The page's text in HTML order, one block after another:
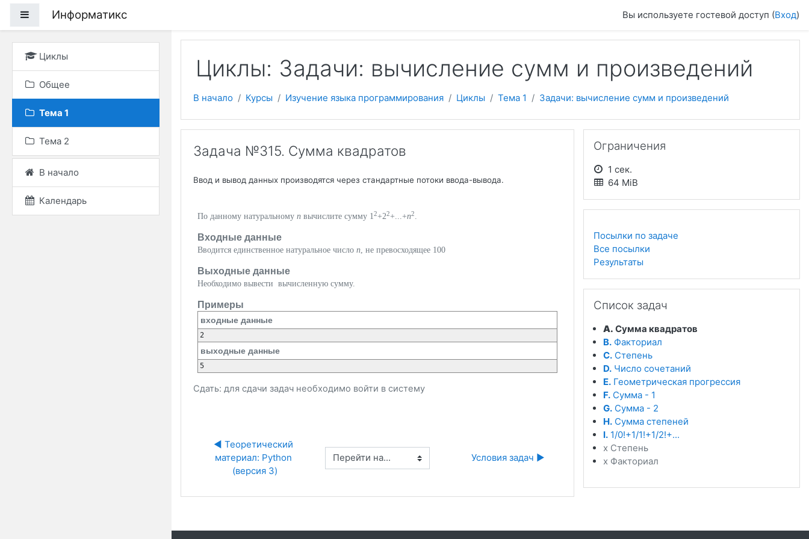
Боковая панель
Информатикс Вы используете гостевой доступ (Вход)
Циклы
Общее
Тема 1
Тема 2
В начало
Календарь
Циклы: Задачи: вычисление сумм и произведений
В начало Курсы Изучение языка программирования Циклы Тема 1 Задачи: вычисление сумм и произведений
Задача №315. Сумма квадратов
Ввод и вывод данных производятся через стандартные потоки ввода-вывода.
По данному натуральному n вычислите сумму 12+22+...+n2.
Входные данные
Вводится единственное натуральное число n, не превосходящее 100
Выходные данные
Необходимо вывести вычисленную сумму.
Примеры
входные данные
выходные данные
Сдать: для сдачи задач необходимо войти в систему
◀︎ Теоретический
материал: Python
(версия 3)
Перейти на... Условия задач ▶︎
Ограничения
1 сек.
64 MiB
Посылки по задаче
Все посылки
Результаты
Список задач
A. Сумма квадратов
B. Факториал
C. Степень
D. Число сочетаний
E. Геометрическая прогрессия
F. Сумма - 1
G. Сумма - 2
H. Сумма степеней
I. 1/0!+1/1!+1/2!+...
x Степень
x Факториал